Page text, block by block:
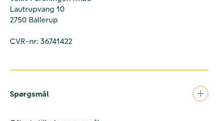
Lautrupvang 10
2750 Ballerup
CVR-nr: 36741422
Spørgsmål